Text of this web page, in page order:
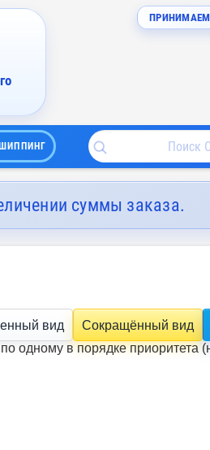
ПРИНИМАЕМ
суммы заказа.
вид Сокращённый вид
одному в порядке приоритета